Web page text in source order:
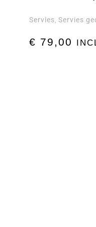
Servies,Servies
€ 79,00